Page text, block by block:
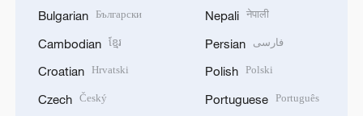
Bulgarian Български
Cambodian ខ្មែរ
Croatian Hrvatski
Czech Český
Nepali नेपाली
Persian فارسی
Polish Polski
Portuguese Português